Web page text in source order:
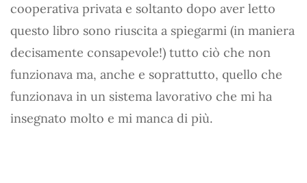
cooperativa privata e soltanto dopo aver letto
questo libro sono riuscita a spiegarmi (in maniera
decisamente consapevole!) tutto ciò che non
funzionava ma, anche e soprattutto, quello che
funzionava in un sistema lavorativo che mi ha
insegnato molto e mi manca di più.